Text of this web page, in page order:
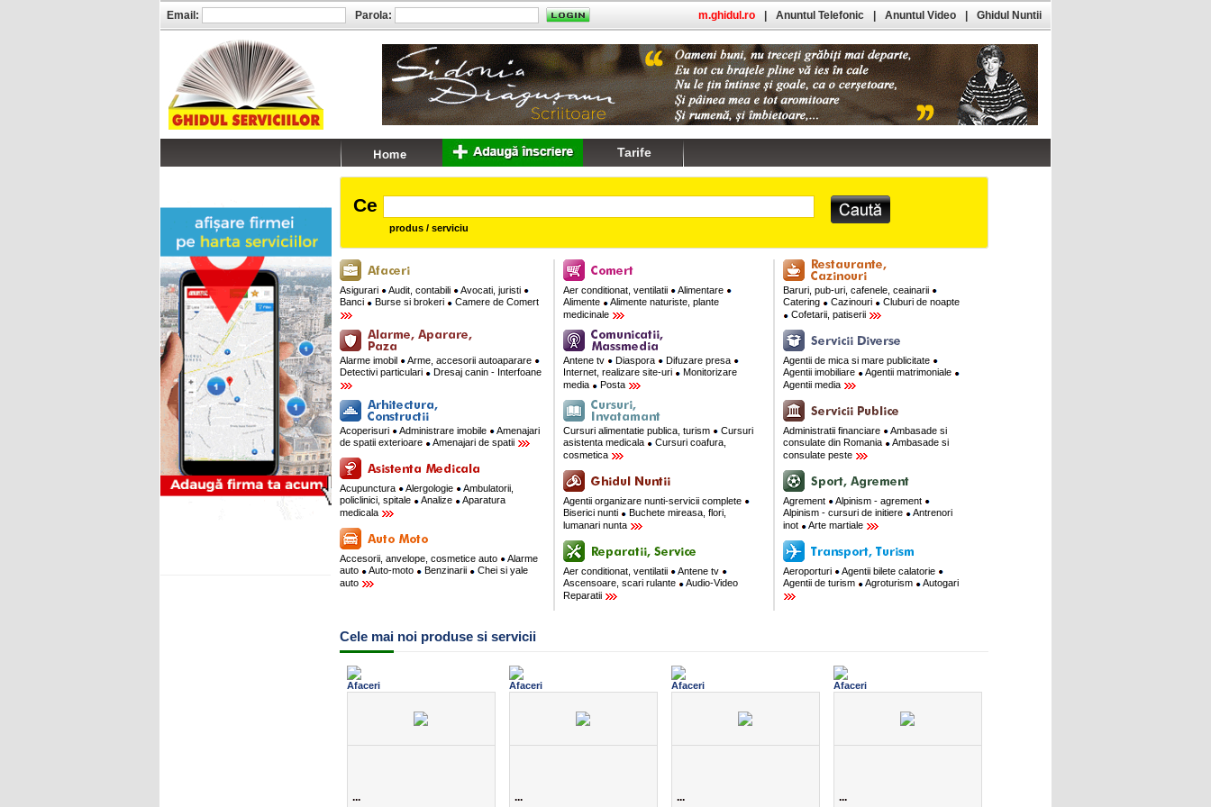
Ce
produs / serviciu
Asigurari Audit, contabili Avocati, juristi
Banci Burse si brokeri Camere de Comert
Alarme imobil Arme, accesorii autoaparare
Detectivi particulari Dresaj canin - Interfoane
Acoperisuri Administrare imobile Amenajari
de spatii exterioare Amenajari de spatii
Acupunctura Alergologie Ambulatorii,
policlinici, spitale Analize
Aparatura
medicala
Accesorii, anvelope, cosmetice auto Alarme
auto Auto-moto Benzinarii
Chei si yale
auto
Aer conditionat, ventilatii Alimentare
Alimente
Alimente naturiste, plante
medicinale
Antene tv Diaspora Difuzare presa
Internet, realizare site-uri
Monitorizare
media
Posta
Cursuri alimentatie publica, turism Cursuri
asistenta medicala
Cursuri coafura,
cosmetica
Agentii organizare nunti-servicii complete
Biserici nunti
Buchete mireasa, flori,
lumanari nunta
Aer conditionat, ventilatii Antene tv
Ascensoare, scari rulante
Audio-Video
Reparatii
Baruri, pub-uri, cafenele, ceainarii
Catering Cazinouri
Cluburi de noapte
Cofetarii, patiserii
Agentii de mica si mare publicitate
Agentii imobiliare
Agentii matrimoniale
Agentii media
Administratii financiare Ambasade si
consulate din Romania
Ambasade si
consulate peste
Agrement Alpinism - agrement
Alpinism - cursuri de initiere
Antrenori
inot
Arte martiale
Aeroporturi Agentii bilete calatorie
Agentii de turism Agroturism Autogari
Cele mai noi produse si servicii
... ... ... ...
Email: Parola: m.ghidul.ro Anuntul Telefonic Anuntul Video Ghidul Nuntii
Tarife